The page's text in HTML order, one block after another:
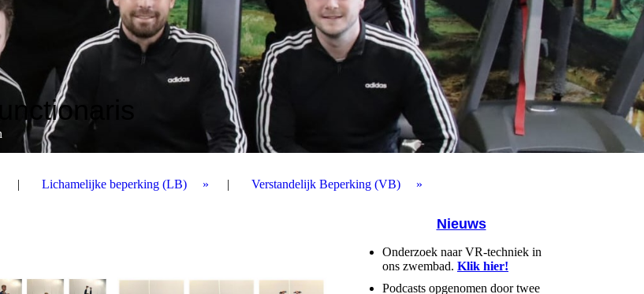
Lichamelijke beperking (LB) Verstandelijk Beperking (VB)
Nieuws
Onderzoek naar VR-techniek in
ons zwembad. Klik hier!
Podcasts opgenomen door twee